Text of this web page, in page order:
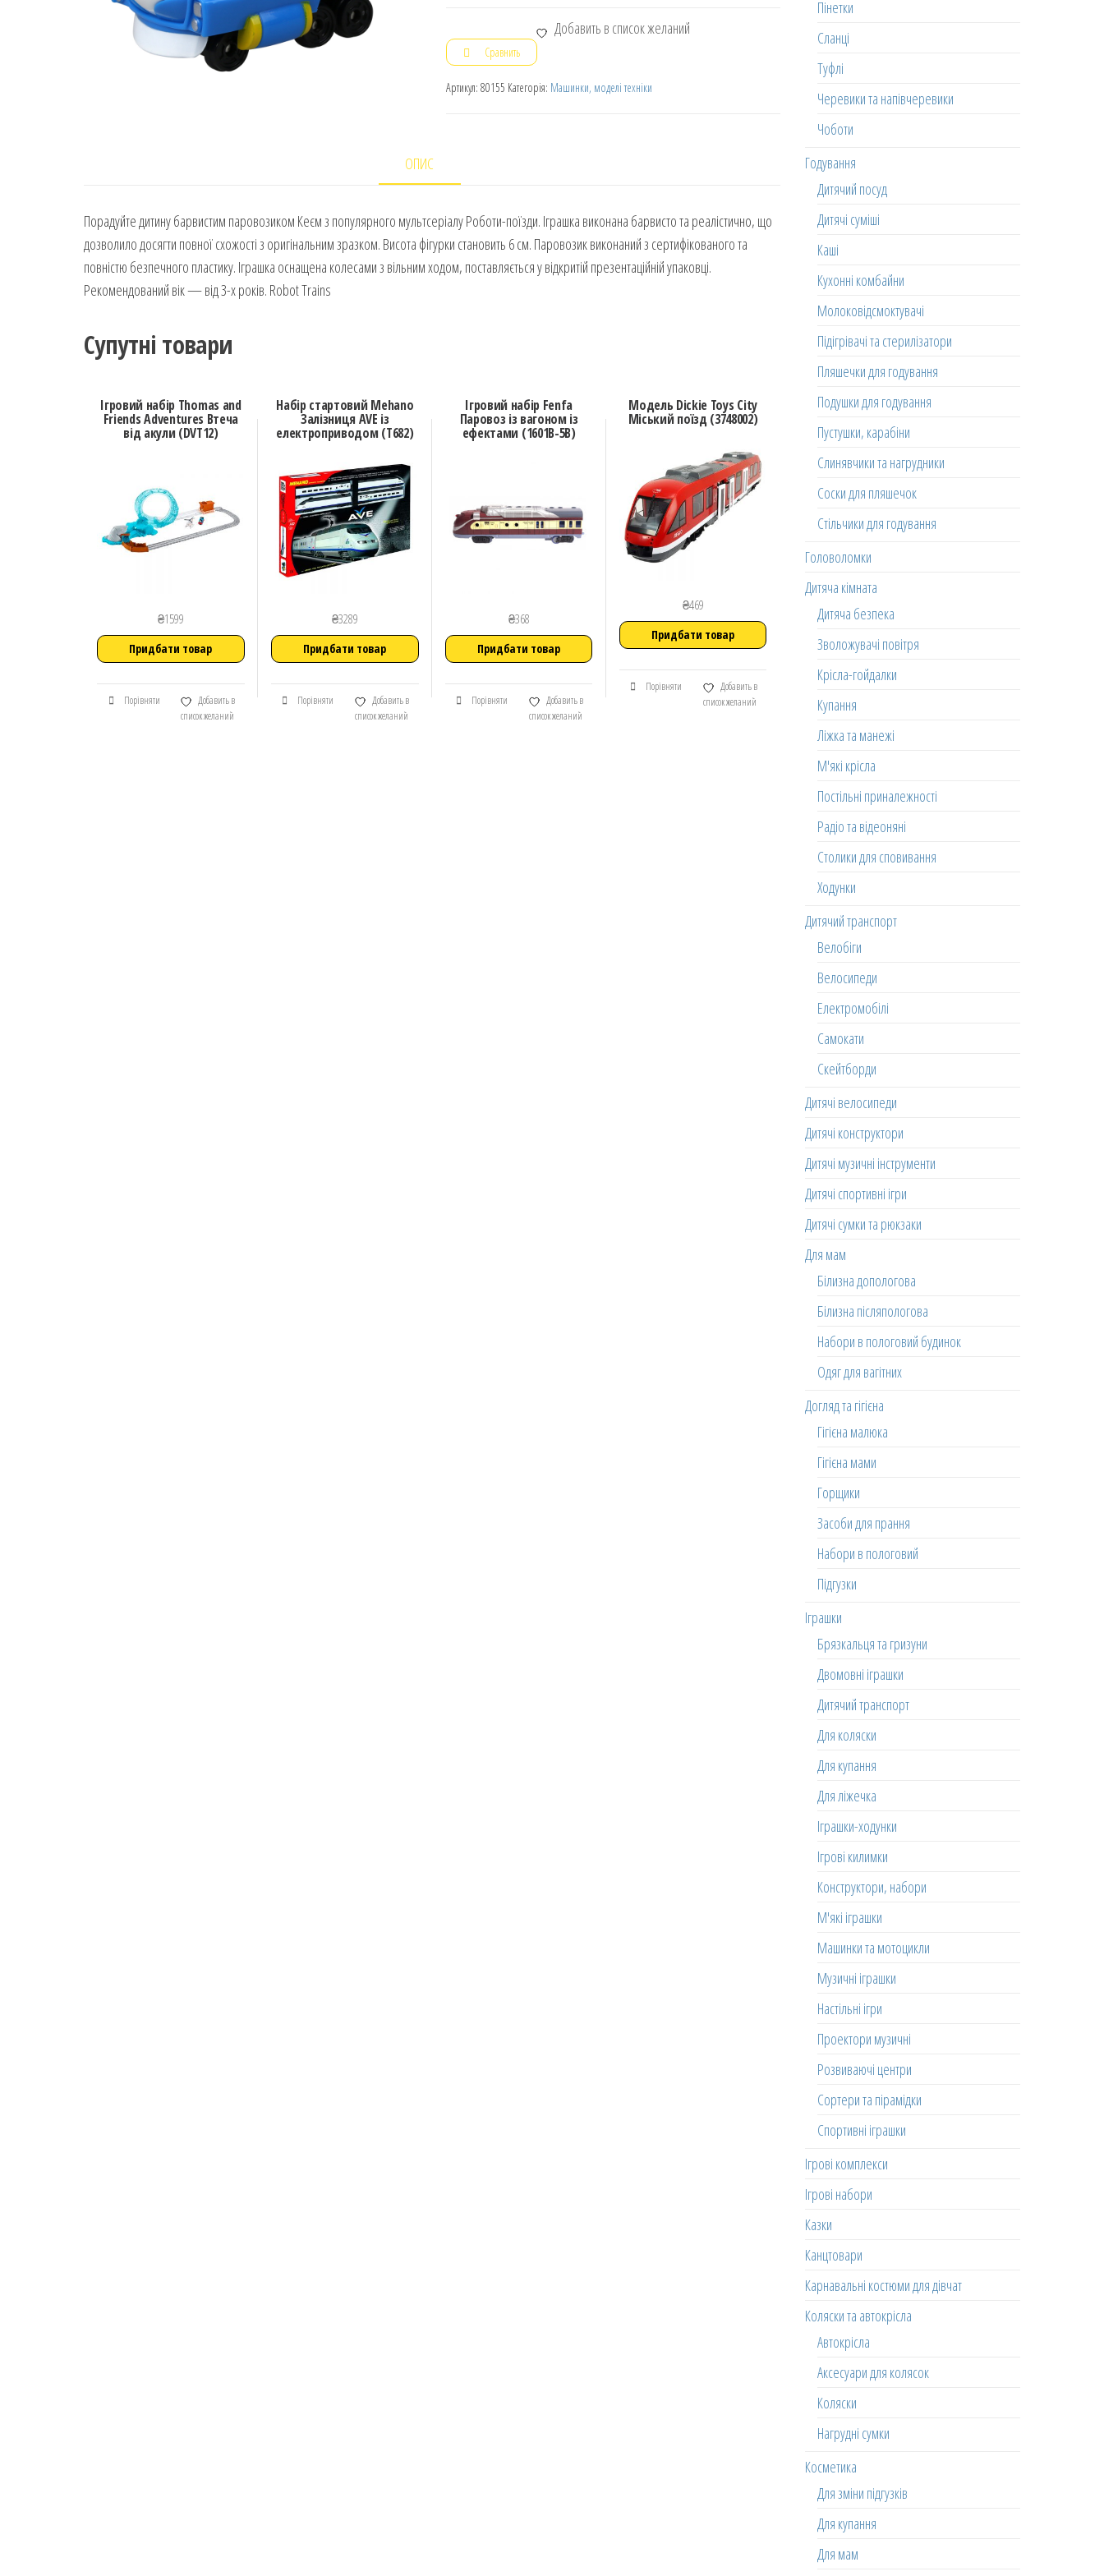
Добавить в список желаний
Сравнить
Артикул: 80155 Категорія: Машинки, моделі техніки
ОПИС
Порадуйте дитину барвистим паровозиком Кеєм з популярного мультсеріалу Роботи-поїзди. Іграшка виконана барвисто та реалістично, що
дозволило досягти повної схожості з оригінальним зразком. Висота фігурки становить 6 см. Паровозик виконаний з сертифікованого та
повністю безпечного пластику. Іграшка оснащена колесами з вільним ходом, поставляється у відкритій презентаційній упаковці.
Рекомендований вік — від 3-х років. Robot Trains
Супутні товари
Ігровий набір Thomas and
Friends Adventures Втеча
від акули (DVT12)
₴1599
Придбати товар
Порівняти
Добавить в
список желаний
Набір стартовий Mehano
Залізниця AVE із
електроприводом (T682)
₴3289
Придбати товар
Порівняти
Добавить в
список желаний
Ігровий набір Fenfa
Паровоз із вагоном із
ефектами (1601B-5B)
₴368
Придбати товар
Порівняти
Добавить в
список желаний
Модель Dickie Toys City
Міський поїзд (3748002)
₴469
Придбати товар
Порівняти
Добавить в
список желаний
Пінетки
Сланці
Туфлі
Черевики та напівчеревики
Чоботи
Годування
Дитячий посуд
Дитячі суміші
Каші
Кухонні комбайни
Молоковідсмоктувачі
Підігрівачі та стерилізатори
Пляшечки для годування
Подушки для годування
Пустушки, карабіни
Слинявчики та нагрудники
Соски для пляшечок
Стільчики для годування
Головоломки
Дитяча кімната
Дитяча безпека
Зволожувачі повітря
Крісла-гойдалки
Купання
Ліжка та манежі
М'які крісла
Постільні приналежності
Радіо та відеоняні
Столики для сповивання
Ходунки
Дитячий транспорт
Велобіги
Велосипеди
Електромобілі
Самокати
Скейтборди
Дитячі велосипеди
Дитячі конструктори
Дитячі музичні інструменти
Дитячі спортивні ігри
Дитячі сумки та рюкзаки
Для мам
Білизна допологова
Білизна післяпологова
Набори в пологовий будинок
Одяг для вагітних
Догляд та гігієна
Гігієна малюка
Гігієна мами
Горщики
Засоби для прання
Набори в пологовий
Підгузки
Іграшки
Брязкальця та гризуни
Двомовні іграшки
Дитячий транспорт
Для коляски
Для купання
Для ліжечка
Іграшки-ходунки
Ігрові килимки
Конструктори, набори
М'які іграшки
Машинки та мотоцикли
Музичні іграшки
Настільні ігри
Проектори музичні
Розвиваючі центри
Сортери та пірамідки
Спортивні іграшки
Ігрові комплекси
Ігрові набори
Казки
Канцтовари
Карнавальні костюми для дівчат
Коляски та автокрісла
Автокрісла
Аксесуари для колясок
Коляски
Нагрудні сумки
Косметика
Для зміни підгузків
Для купання
Для мам